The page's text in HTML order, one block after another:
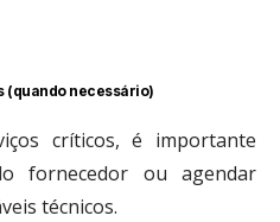
(quando necessário)
críticos, é importante
fornecedor ou agendar
técnicos.